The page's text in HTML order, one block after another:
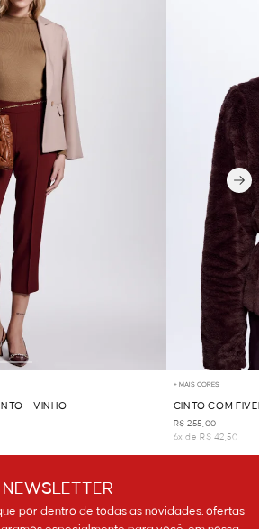
- VINHO
+ MAIS CORES
CINTO COM
R$ 255,00
6x de R$ 42,50
NEWSLETTER
por dentro de todas as novidades, ofertas